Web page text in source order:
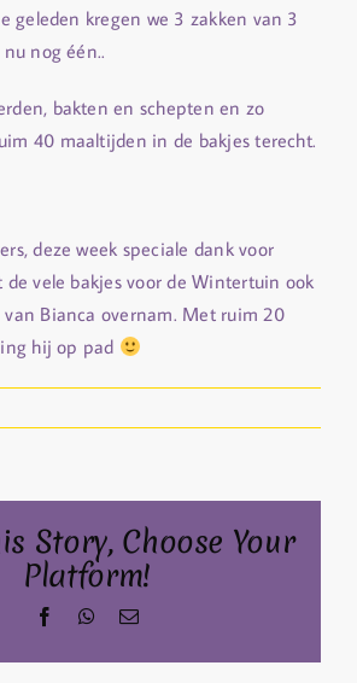
geleden kregen we 3 zakken van 3
nog één..
bakten en schepten en zo
40 maaltijden in de bakjes terecht.
deze week speciale dank voor
de vele bakjes voor de Wintertuin ook
van Bianca overnam. Met ruim 20
hij op pad
Story, Choose Your
Platform!
FacebookWhatsApp
Email